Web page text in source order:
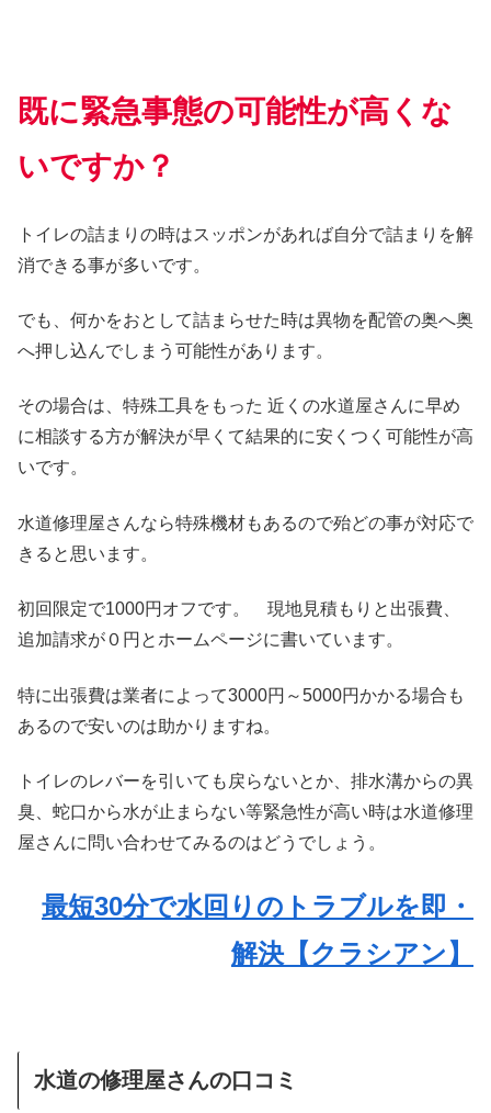
既に緊急事態の可能性が高くな
いですか？
トイレの詰まりの時はスッポンがあれば自分で詰まりを解
消できる事が多いです。
でも、何かをおとして詰まらせた時は異物を配管の奥へ奥
へ押し込んでしまう可能性があります。
その場合は、特殊工具をもった 近くの水道屋さんに早め
に相談する方が解決が早くて結果的に安くつく可能性が高
いです。
水道修理屋さんなら特殊機材もあるので殆どの事が対応で
きると思います。
初回限定で1000円オフです。 現地見積もりと出張費、
追加請求が０円とホームページに書いています。
特に出張費は業者によって3000円～5000円かかる場合も
あるので安いのは助かりますね。
トイレのレバーを引いても戻らないとか、排水溝からの異
臭、蛇口から水が止まらない等緊急性が高い時は水道修理
屋さんに問い合わせてみるのはどうでしょう。
最短30分で水回りのトラブルを即・
解決【クラシアン】
水道の修理屋さんの口コミ